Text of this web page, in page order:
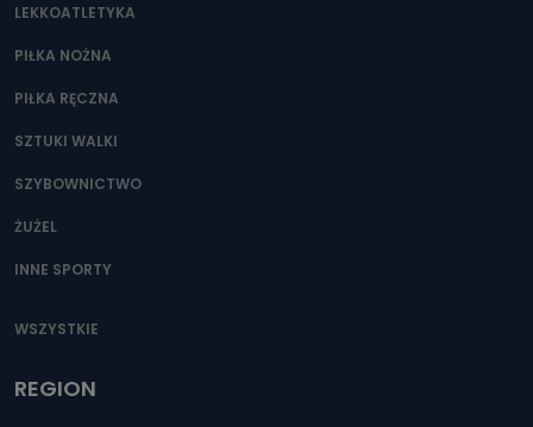
LEKKOATLETYKA
PIŁKA NOŻNA
PIŁKA RĘCZNA
SZTUKI WALKI
SZYBOWNICTWO
ŻUŻEL
INNE SPORTY
WSZYSTKIE
REGION